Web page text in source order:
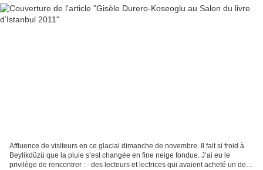
Affluence de visiteurs en ce glacial dimanche de novembre. Il fait si froid à
Beylikdüzü que la pluie s’est changée en fine neige fondue. J’ai eu le
privilège de rencontrer : - des lecteurs et lectrices qui avaient acheté un de